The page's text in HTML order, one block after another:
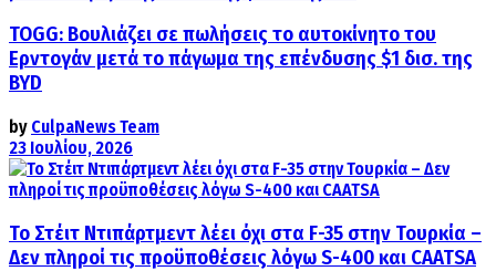
TOGG: Βουλιάζει σε πωλήσεις το αυτοκίνητο του
Ερντογάν μετά το πάγωμα της επένδυσης $1 δισ. της
BYD
by CulpaNews Team
23 Ιουλίου, 2026
Το Στέιτ Ντιπάρτμεντ λέει όχι στα F-35 στην Τουρκία –
Δεν πληροί τις προϋποθέσεις λόγω S-400 και CAATSA